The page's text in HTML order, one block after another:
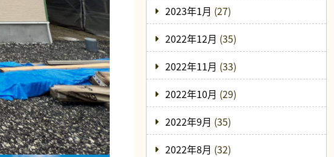
2023年1月 (27)
2022年12月 (35)
2022年11月 (33)
2022年10月 (29)
2022年9月 (35)
2022年8月 (32)